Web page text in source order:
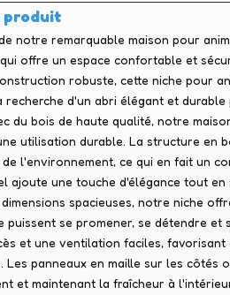
produit
notre remarquable maison pour
offre un espace confortable et
robuste, cette niche pour
recherche d'un abri élégant et
du bois de haute qualité, notre
utilisation durable. La structure en
l'environnement, ce qui en fait un
ajoute une touche d'élégance tout
spacieuses, notre niche
puissent se promener, se détendre
et une ventilation faciles,
Les panneaux en maille sur les
et maintenant la fraîcheur à